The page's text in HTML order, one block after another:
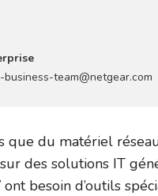
team@netgear.com
que du matériel
des solutions IT
besoin d’outils